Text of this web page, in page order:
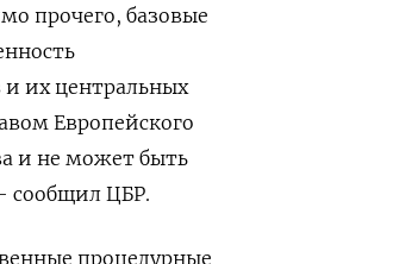
прочего, базовые
⁠и их центральных
Европейского
и не может быть
сообщил ЦБР.
процедурные